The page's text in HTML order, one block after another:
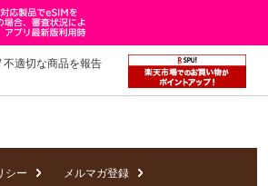
不適切な商品を報告
シー
メルマガ登録